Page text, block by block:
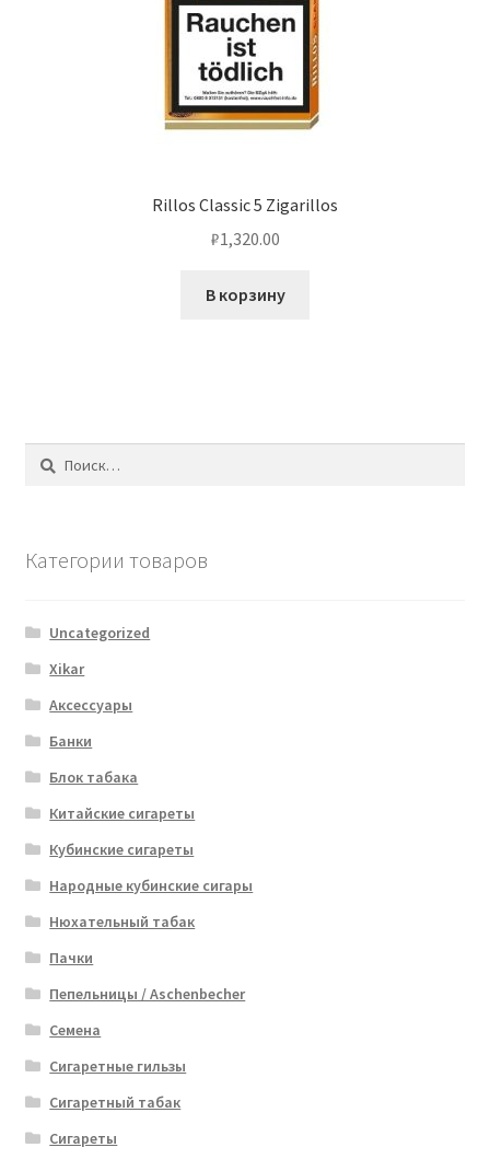
Rillos Classic 5 Zigarillos
₽1,320.00
В корзину
Найти:
Категории товаров
Uncategorized
Xikar
Аксессуары
Банки
Блок табака
Китайские сигареты
Кубинские сигареты
Народные кубинские сигары
Нюхательный табак
Пачки
Пепельницы / Aschenbecher
Семена
Сигаретные гильзы
Сигаретный табак
Сигареты